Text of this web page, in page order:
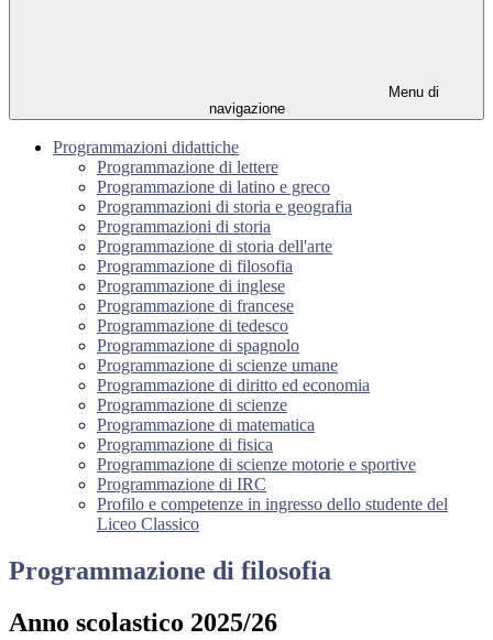
Menu di
navigazione
Programmazioni didattiche
Programmazione di lettere
Programmazione di latino e greco
Programmazioni di storia e geografia
Programmazioni di storia
Programmazione di storia dell'arte
Programmazione di filosofia
Programmazione di inglese
Programmazione di francese
Programmazione di tedesco
Programmazione di spagnolo
Programmazione di scienze umane
Programmazione di diritto ed economia
Programmazione di scienze
Programmazione di matematica
Programmazione di fisica
Programmazione di scienze motorie e sportive
Programmazione di IRC
Profilo e competenze in ingresso dello studente del
Liceo Classico
Programmazione di filosofia
Anno scolastico 2025/26